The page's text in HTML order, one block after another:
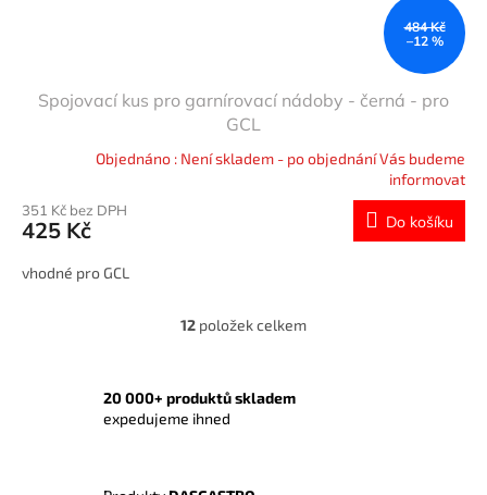
484 Kč
–12 %
Spojovací kus pro garnírovací nádoby - černá - pro
GCL
Objednáno : Není skladem - po objednání Vás budeme
informovat
351 Kč bez DPH
425 Kč Do košíku
vhodné pro GCL
O
á
12 položek celkem
20 000+ produktů skladem
expedujeme ihned